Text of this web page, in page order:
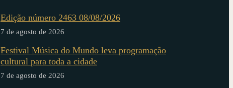
Edição número 2463 08/08/2026
7 de agosto de 2026
Festival Música do Mundo leva programação
cultural para toda a cidade
7 de agosto de 2026